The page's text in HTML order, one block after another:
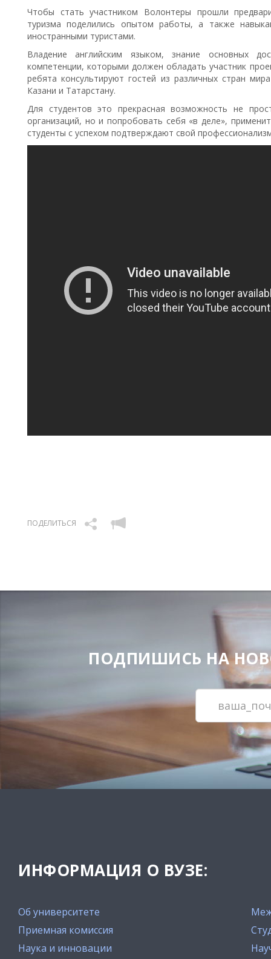
Чтобы стать участником Волонтеры прошли
туризма поделились опытом работы, а также
иностранными туристами.
Владение английским языком, знание основных
компетенции, которыми должен обладать участник
ребята консультируют гостей из различных стран
Казани и Татарстану.
Для студентов это прекрасная возможность не
организаций, но и попробовать себя «в деле»,
студенты с успехом подтверждают свой
ПОДЕЛИТЬСЯ
ПОДПИШИСЬ НА
ИНФОРМАЦИЯ О ВУЗЕ:
Об университете
Приемная комиссия
Наука и инновации